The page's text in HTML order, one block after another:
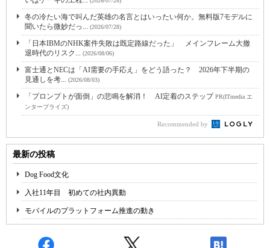
冬の冷たい海で叫んだ英雄の名言とはいったい何か。無料版7モデルに
聞いたら微妙だっ... (2026/07/28)
「日本IBMのNHK案件失敗は既定路線だった」 メインフレーム大撤
退時代のリスク... (2026/08/06)
富士通とNECは「AI需要の手応え」をどう語った？ 2026年下半期の
見通しを考... (2026/08/03)
「プロンプトが面倒」の悲鳴を解消！ AI定着のステップPR(ITmedia エ
ンタープライズ)
Recommended by
最新の投稿
Dog Food文化
入社11年目 初めての社内異動
モバイルのプラットフォーム推進の動き